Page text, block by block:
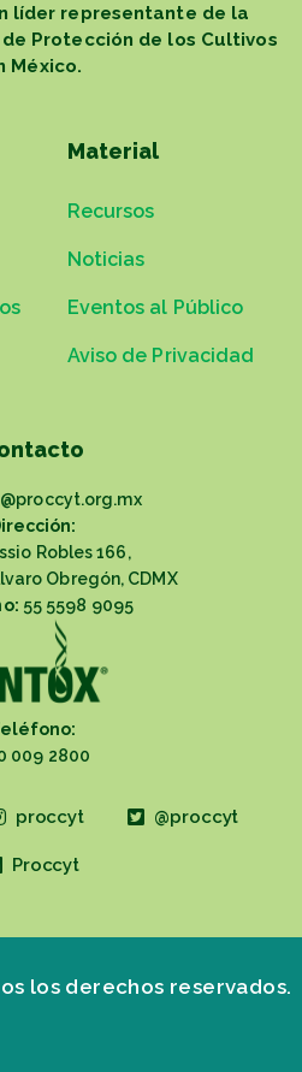
líder representante de la
Protección de los Cultivos
México.
Material
Recursos
Noticias
Eventos al Público
Aviso de Privacidad
Robles 166,
Obregón, CDMX
55 5598 9095
009 2800
proccyt @proccyt
Proccyt
los derechos reservados.